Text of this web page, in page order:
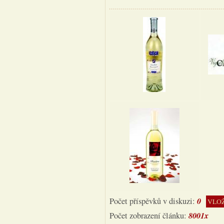
Počet příspěvků v diskuzi: 0
Počet zobrazení článku: 8001x